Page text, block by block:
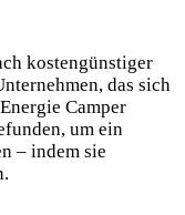
kostengünstiger
das sich
Camper
um ein
– indem sie